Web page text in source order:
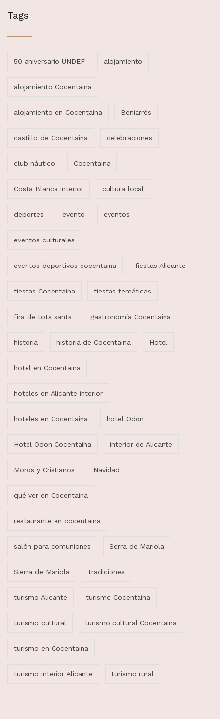
Tags
50 aniversario UNDEF alojamiento
alojamiento Cocentaina
alojamiento en Cocentaina Beniarrés
castillo de Cocentaina celebraciones
club náutico Cocentaina
Costa Blanca interior cultura local
deportes evento eventos
eventos culturales
eventos deportivos cocentaina fiestas Alicante
fiestas Cocentaina fiestas temáticas
fira de tots sants gastronomía Cocentaina
historia historia de Cocentaina Hotel
hotel en Cocentaina
hoteles en Alicante interior
hoteles en Cocentaina hotel Odon
Hotel Odon Cocentaina interior de Alicante
Moros y Cristianos Navidad
qué ver en Cocentaina
restaurante en cocentaina
salón para comuniones Serra de Mariola
Sierra de Mariola tradiciones
turismo Alicante turismo Cocentaina
turismo cultural turismo cultural Cocentaina
turismo en Cocentaina
turismo interior Alicante turismo rural